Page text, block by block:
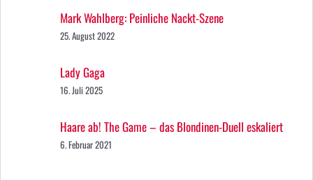
Mark Wahlberg: Peinliche Nackt-Szene
25. August 2022
Lady Gaga
16. Juli 2025
Haare ab! The Game – das Blondinen-Duell eskaliert
6. Februar 2021